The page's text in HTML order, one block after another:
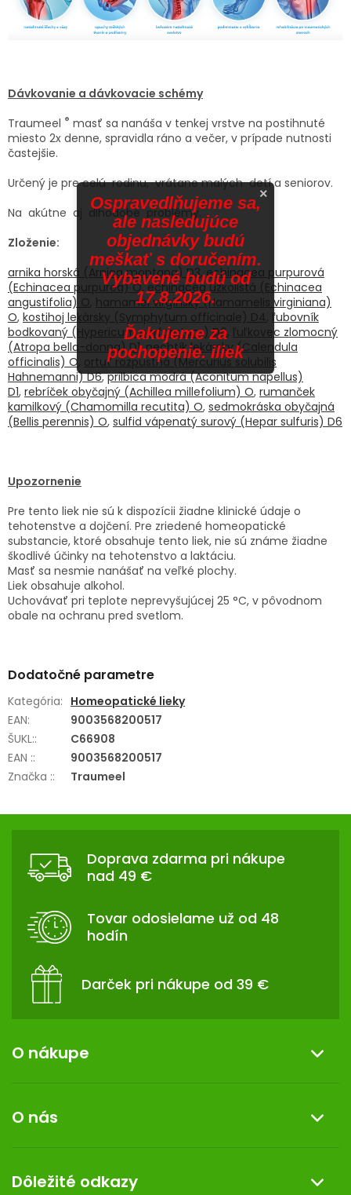
Dávkovanie a dávkovacie schémy
Traumeel ® masť sa nanáša v tenkej vrstve na postihnuté
miesto 2x denne, spravidla ráno a večer, v prípade nutnosti
častejšie.
Určený je pre celú rodinu, vrátane malých detí a seniorov.
Na akútne aj dlhodobé problémy.
Zloženie:
arnika horská (Arnica montana) D3,echinacea purpurová
(Echinacea purpurea) O,echinacea úzkolistá (Echinacea
angustifolia) O hamamel virgínsky (Hamamelis virginiana)
O, kostihoj lekársky (Symphytum officinale) D4 ľubovník
bodkovaný (Hypericum perforatum) D6 ľuľkovec zlomocný
(Atropa bella-donna) D1,nechtík lekársky (Calendula
officinalis) O ortuť rozpustná (Mercurius solubilis
Hahnemanni) D6,prilbica modrá (Aconitum napellus)
D1, rebríček obyčajný (Achillea millefolium) O, rumanček
kamilkový (Chamomilla recutita) O, sedmokráska obyčajná
(Bellis perennis) O, sulfid vápenatý surový (Hepar sulfuris) D6
Upozornenie
Pre tento liek nie sú k dispozícii žiadne klinické údaje o
tehotenstve a dojčení. Pre zriedené homeopatické
substancie, ktoré obsahuje tento liek, nie sú známe žiadne
škodlivé účinky na tehotenstvo a laktáciu.
Masť sa nesmie nanášať na veľké plochy.
Liek obsahuje alkohol.
Uchovávať pri teplote neprevyšujúcej 25 °C, v pôvodnom
obale na ochranu pred svetlom.
Dodatočné parametre
Kategória: Homeopatické lieky
EAN:
9003568200517
ŠUKL::
C66908
EAN ::
9003568200517
Značka :: Traumeel
Doprava zdarma pri nákupe
nad 49 €
Tovar odosielame už od 48
hodín
Darček pri nákupe od 39 €
O nákupe
Reklamácia a vrátenie tovaru
Doprava a platba
Darček k nákupu
O nás
Kontakt
Dôležité odkazy
×
Ospravedlňujeme sa,
ale nasledujúce
objednávky budú
meškať s doručením.
Vybavené budú od
17.8.2026.
Ďakujeme za
pochopenie. iliek